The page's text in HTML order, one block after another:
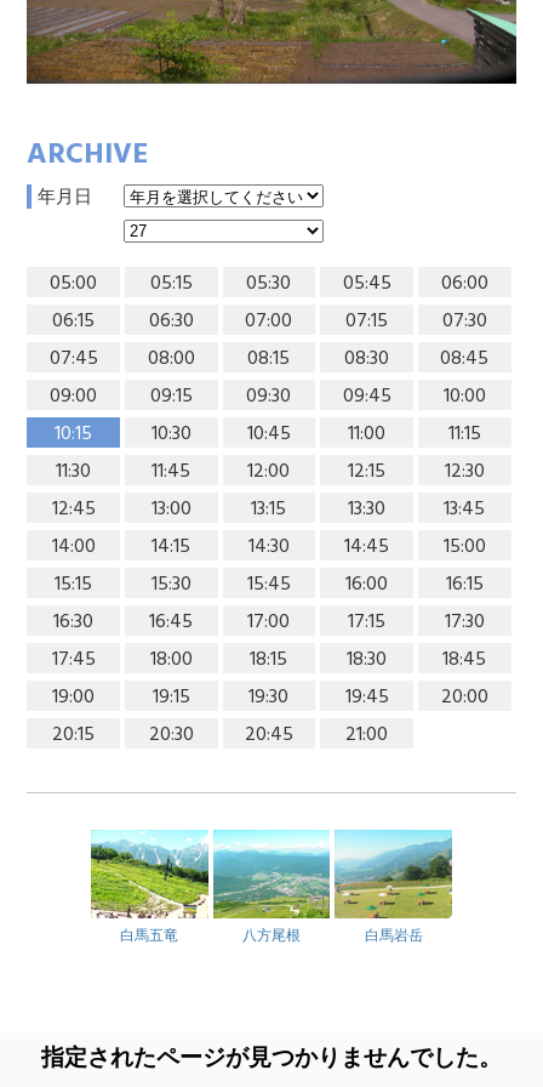
ARCHIVE
年月日
05:00 05:15 05:30 05:45
06:00
06:15
06:30 07:00 07:15
07:30
07:45
08:00 08:15 08:30
08:45
09:00
09:15 09:30 09:45
10:00
10:15
10:30 10:45 11:00
11:15
11:30
11:45 12:00 12:15
12:30
12:45
13:00 13:15 13:30
13:45
14:00
14:15 14:30 14:45
15:00
15:15
15:30 15:45 16:00
16:15
16:30
16:45 17:00 17:15
17:30
17:45
18:00 18:15 18:30
18:45
19:00
19:15 19:30 19:45
20:00
20:15
20:30 20:45 21:00
白馬五竜 八方尾根 白馬岩岳